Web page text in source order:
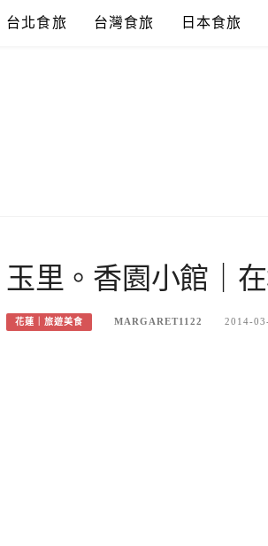
台北食旅 台灣食旅 日本食旅
玉里。香園小館｜
花蓮｜旅遊美食 MARGARET1122 2014-